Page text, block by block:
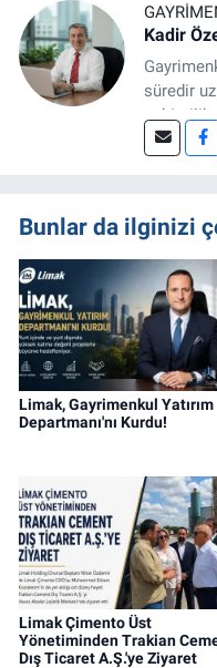
Kadir
süredir
şehircilik
sahip,
projeleri
dosyalar
Bunlar da ilginizi
Limak, Gayrimenkul Yatırım
Departmanı'nı Kurdu!
Limak Çimento Üst
Yönetiminden Trakian
Dış Ticaret A.Ş.'ye Ziyaret